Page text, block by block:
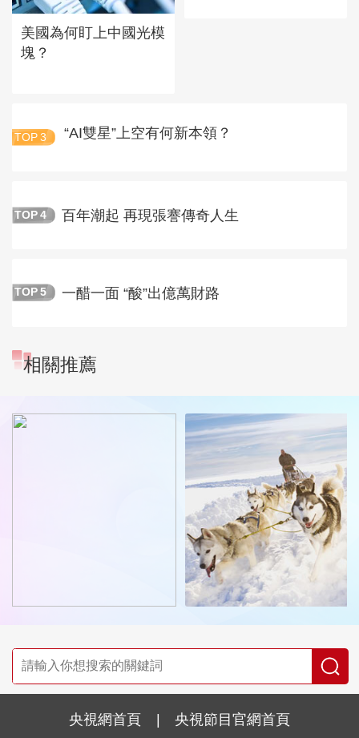
美國為何盯上中國光模
塊？
TOP 3 “AI雙星”上空有何新本領？
TOP 4 百年潮起 再現張謇傳奇人生
TOP 5 一醋一面 “酸”出億萬財路
相關推薦
央視網首頁 | 央視節目官網首頁